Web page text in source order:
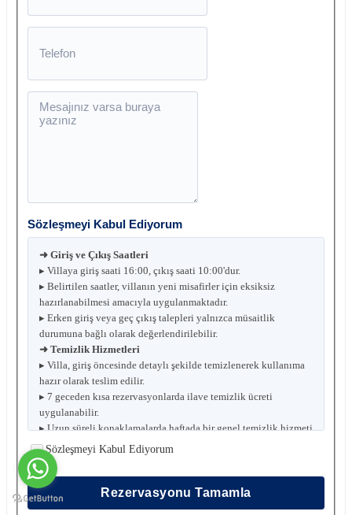
Sözleşmeyi Kabul Ediyorum
➜ Giriş ve Çıkış Saatleri
▸ Villaya giriş saati 16:00, çıkış saati 10:00'dur.
▸ Belirtilen saatler, villanın yeni misafirler için eksiksiz
hazırlanabilmesi amacıyla uygulanmaktadır.
▸ Erken giriş veya geç çıkış talepleri yalnızca müsaitlik
durumuna bağlı olarak değerlendirilebilir.
➜ Temizlik Hizmetleri
▸ Villa, giriş öncesinde detaylı şekilde temizlenerek kullanıma
hazır olarak teslim edilir.
▸ 7 geceden kısa rezervasyonlarda ilave temizlik ücreti
uygulanabilir.
▸ Uzun süreli konaklamalarda haftada bir genel temizlik hizmeti
sunulur.
▸ Talep edilmesi halinde ekstra temizlik, çarşaf ve havlu
değişimi ek ücret karşılığında sağlanabilir.
▸ 15 gece ve üzeri rezervasyonlarda belirlenen periyotlarda
Sözleşmeyi Kabul Ediyorum
Rezervasyonu Tamamla